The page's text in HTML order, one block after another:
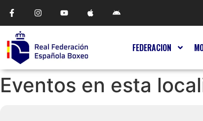
FEDERACION
Eventos en esta